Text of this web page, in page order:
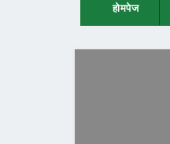
होमपेज